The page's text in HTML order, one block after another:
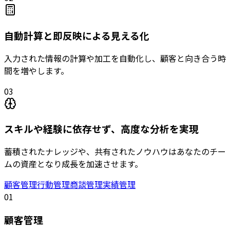
自動計算と即反映による見える化
入力された情報の計算や加工を自動化し、顧客と向き合う時
間を増やします。
03
スキルや経験に依存せず、高度な分析を実現
蓄積されたナレッジや、共有されたノウハウはあなたのチー
ムの資産となり成長を加速させます。
顧客管理行動管理商談管理実績管理
01
顧客管理